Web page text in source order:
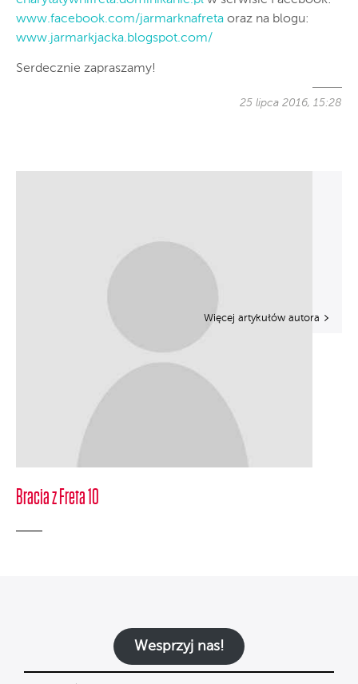
www.facebook.com/jarmarknafreta oraz na blogu:
www.jarmarkjacka.blogspot.com/
Serdecznie zapraszamy!
25 lipca 2016, 15:28
Bracia z Freta 10
Więcej artykułów autora
Wesprzyj nas!